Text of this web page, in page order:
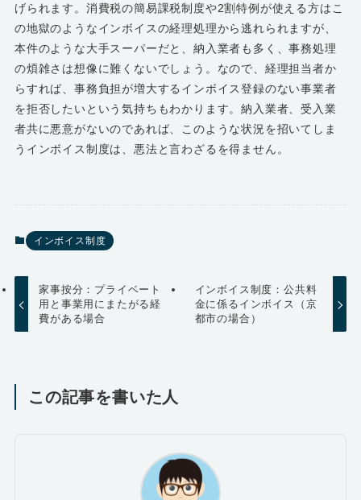
げられます。消費税の簡易課税制度や2割特例が使える方はこ
の地獄のようなインボイスの経理処理から逃れられますが、
本件のような大手スーパーだと、納入業者も多く、事務処理
の煩雑さは想像に難くないでしょう。なので、経理担当者か
らすれば、事務負担が増大するインボイス登録のない事業者
を拒否したいという気持ちもわかります。納入業者、受入業
者共に悪意がないのであれば、このような状況を招いてしま
うインボイス制度は、悪法と言わざるを得ません。
インボイス制度
家事按分：プライベート
用と事業用にまたがる経
費がある場合
インボイス制度：公共料
金に係るインボイス（京
都市の場合）
この記事を書いた人